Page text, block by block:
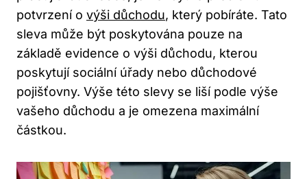
potvrzení⁣ o‍ výši důchodu, který⁣ pobíráte. Tato
sleva⁢ může být ‌poskytována pouze na
základě evidence o výši důchodu, kterou
poskytují⁤ sociální úřady⁣ nebo důchodové
pojišťovny. Výše‌ této slevy se liší ⁤podle výše
vašeho důchodu a je​ omezena maximální
částkou.